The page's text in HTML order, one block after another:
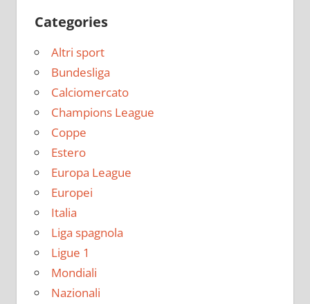
Categories
Altri sport
Bundesliga
Calciomercato
Champions League
Coppe
Estero
Europa League
Europei
Italia
Liga spagnola
Ligue 1
Mondiali
Nazionali